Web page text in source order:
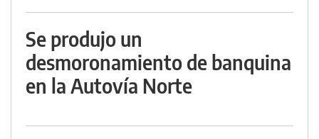
Se produjo un
desmoronamiento de banquina
en la Autovía Norte